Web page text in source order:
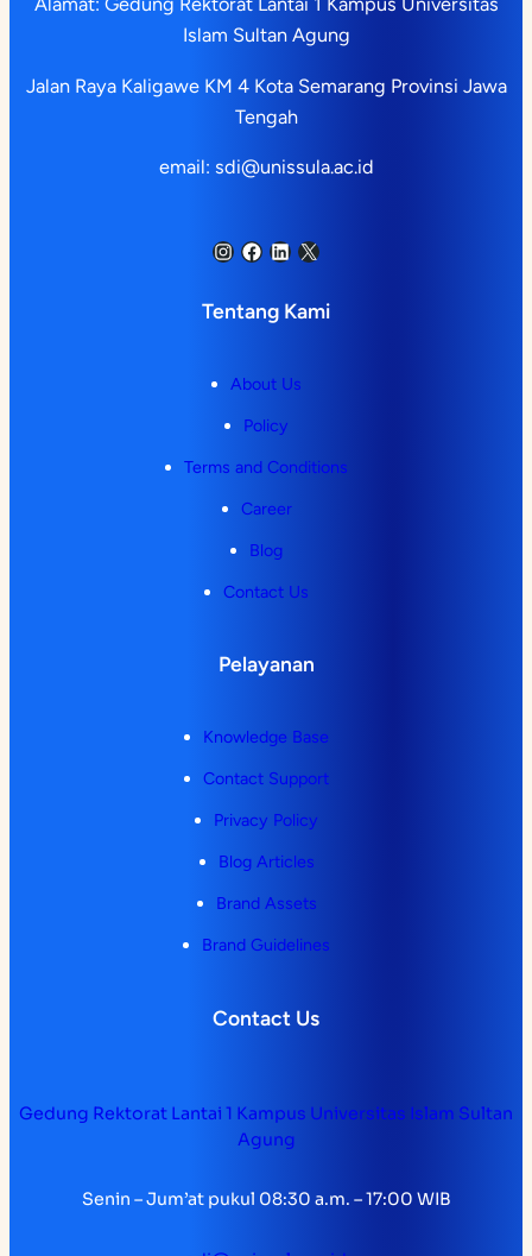
Alamat: Gedung Rektorat Lantai 1 Kampus Universitas
Islam Sultan Agung
Jalan Raya Kaligawe KM 4 Kota Semarang Provinsi Jawa
Tengah
email: sdi@unissula.ac.id
Instagram Facebook LinkedIn X
Tentang Kami
About Us
Policy
Terms and Conditions
Career
Blog
Contact Us
Pelayanan
Knowledge Base
Contact Support
Privacy Policy
Blog Articles
Brand Assets
Brand Guidelines
Contact Us
Gedung Rektorat Lantai 1 Kampus Universitas Islam Sultan
Agung
Senin – Jum’at pukul 08:30 a.m. – 17:00 WIB